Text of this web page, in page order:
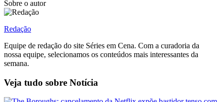
Sobre o autor
Redação
Equipe de redação do site Séries em Cena. Com a curadoria da
nossa equipe, selecionamos os conteúdos mais interessantes da
semana.
Veja tudo sobre Notícia